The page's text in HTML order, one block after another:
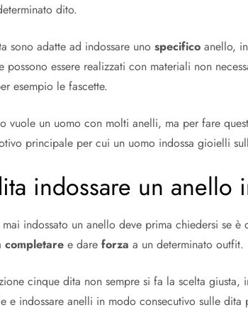
dito.
sono adatte ad indossare unospecificoanello,
essere realizzati con materiali non
esempio le fascette.
vuole un uomo con molti anelli, ma per fare
principale per cui un uomo indossa gioielli
indossare un anello
indossato un anello deve prima chiedersi se
completaree dareforzaa un determinato outfit.
cinque dita non sempre si fa la scelta
e indossare anelli in modo consecutivo sulle